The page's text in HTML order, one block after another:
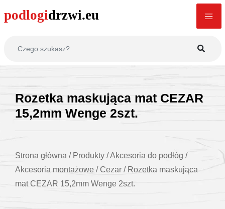
Rozetka maskująca mat CEZAR
15,2mm Wenge 2szt.
Strona główna / Produkty /Akcesoria do podłóg /
Akcesoria montażowe / Cezar / Rozetka maskująca
mat CEZAR 15,2mm Wenge 2szt.